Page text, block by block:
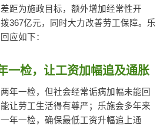
距为施政目标，额外增加经常性开
367亿元，同时大力改善劳工保障。乐
应如下：
一检，让工资加幅追及通胀
年一检，但社会经常诟病加幅未能回
让劳工生活得有尊严；乐施会多年来
年一检，确保最低工资升幅追上通